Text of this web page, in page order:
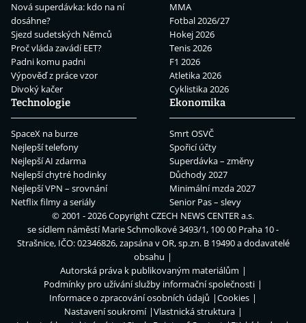
Nová superdávka: kdo na ní
dosáhne?
Sjezd sudetských Němců
Proč vláda zavádí EET?
Padni komu padni
Výpověď z práce vzor
Divoký kačer
MMA
Fotbal 2026/27
Hokej 2026
Tenis 2026
F1 2026
Atletika 2026
Cyklistika 2026
Technologie
SpaceX na burze
Nejlepší telefony
Nejlepší AI zdarma
Nejlepší chytré hodinky
Nejlepší VPN – srovnání
Netflix filmy a seriály
Ekonomika
Smrt OSVČ
Spořicí účty
Superdávka – změny
Důchody 2027
Minimální mzda 2027
Senior Pas – slevy
© 2001 - 2026 CopyrightCZECH NEWS CENTER a.s.
se sídlem náměstí Marie Schmolkové 3493/1, 100 00 Praha 10 -
Strašnice, IČO: 02346826, zapsána v OR, sp.zn. B 19490 a dodavatelé
obsahu
Autorská práva k publikovaným materiálům
Podmínky pro užívání služby informační společnosti
Informace o zpracování osobních údajů
Cookies
Nastavení soukromí
Vlastnická struktura